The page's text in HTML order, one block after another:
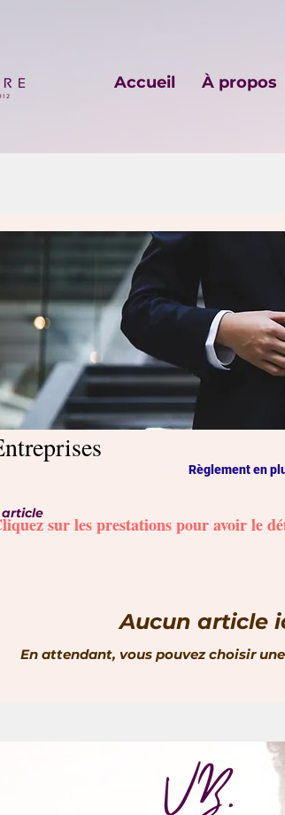
Accueil À propos
article
Aucun article
En attendant, vous pouvez choisir
sur les prestations pour avoir le
Règlement en